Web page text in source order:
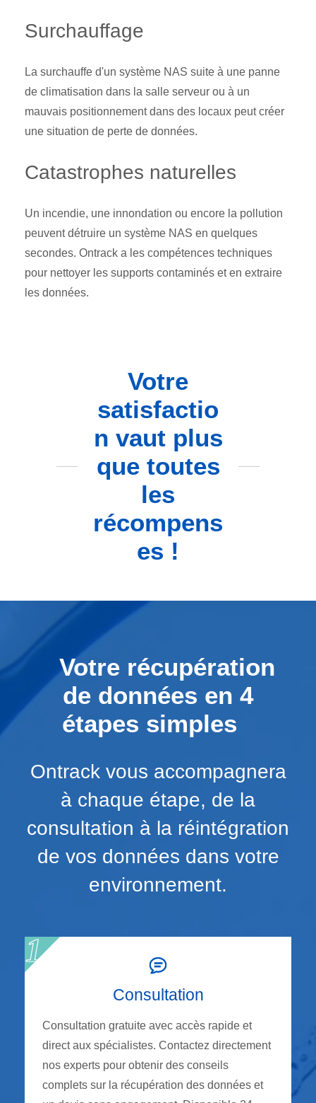
Surchauffage
La surchauffe d'un système NAS suite à une panne
de climatisation dans la salle serveur ou à un
mauvais positionnement dans des locaux peut créer
une situation de perte de données.
Catastrophes naturelles
Un incendie, une innondation ou encore la pollution
peuvent détruire un système NAS en quelques
secondes. Ontrack a les compétences techniques
pour nettoyer les supports contaminés et en extraire
les données.
Votre
satisfactio
n vaut plus
que toutes
les
récompens
es !
Votre récupération
de données en 4
étapes simples
Ontrack vous accompagnera
à chaque étape, de la
consultation à la réintégration
de vos données dans votre
environnement.
Consultation
Consultation gratuite avec accès rapide et
direct aux spécialistes. Contactez directement
nos experts pour obtenir des conseils
complets sur la récupération des données et